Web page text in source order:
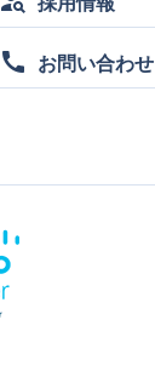
call お問い合わせ